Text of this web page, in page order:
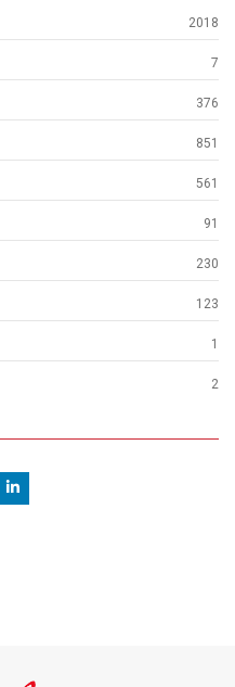
2018
7
376
851
561
91
230
123
1
2